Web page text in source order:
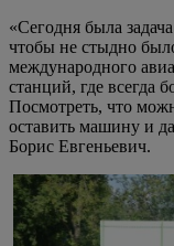
«Сегодня была
чтобы не стыдно
международного
станций, где всегда
Посмотреть, что
оставить машину и
Борис Евгеньевич.